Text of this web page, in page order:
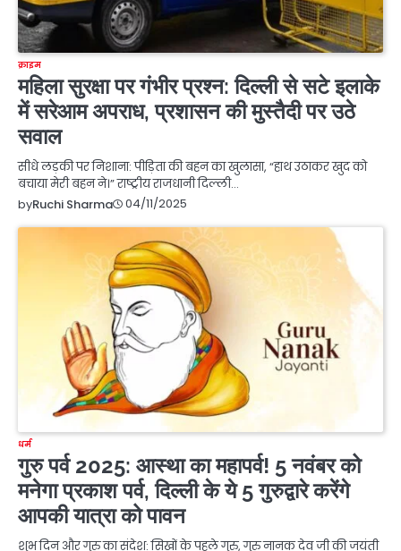
क्राइम
महिला सुरक्षा पर गंभीर प्रश्न: दिल्ली से सटे इलाके
में सरेआम अपराध, प्रशासन की मुस्तैदी पर उठे
सवाल
सीधे लड़की पर निशाना: पीड़िता की बहन का खुलासा, “हाथ उठाकर खुद को
बचाया मेरी बहन ने।” राष्ट्रीय राजधानी दिल्ली…
byRuchi Sharma 04/11/2025
धर्म
गुरु पर्व 2025: आस्था का महापर्व! 5 नवंबर को
मनेगा प्रकाश पर्व, दिल्ली के ये 5 गुरुद्वारे करेंगे
आपकी यात्रा को पावन
शुभ दिन और गुरु का संदेश: सिखों के पहले गुरु, गुरु नानक देव जी की जयंती